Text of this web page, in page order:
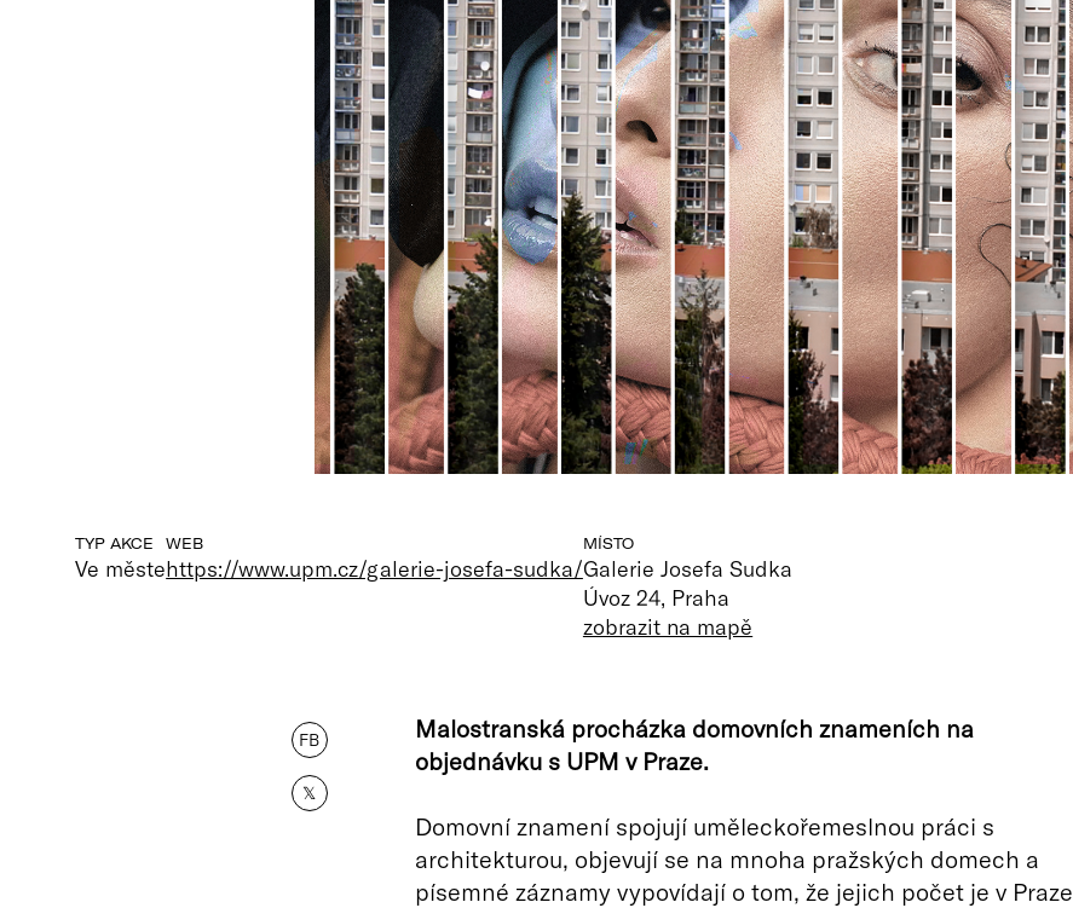
TYP AKCE
Ve měste
WEB
https://www.upm.cz/galerie-josefa-sudka/
MÍSTO
Galerie Josefa Sudka
Úvoz 24, Praha
zobrazit na mapě
FB
𝕏
Malostranská procházka domovních znameních na
objednávku s UPM v Praze.
Domovní znamení spojují uměleckořemeslnou práci s
architekturou, objevují se na mnoha pražských domech a
písemné záznamy vypovídají o tom, že jejich počet je v Praze